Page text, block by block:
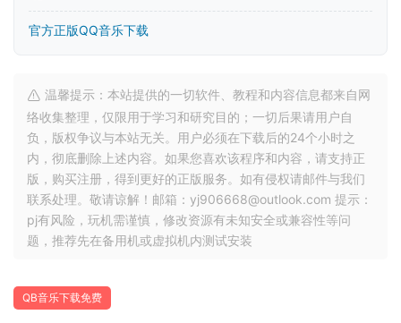
官方正版QQ音乐下载
温馨提示：本站提供的一切软件、教程和内容信息都来自网
络收集整理，仅限用于学习和研究目的；一切后果请用户自
负，版权争议与本站无关。用户必须在下载后的24个小时之
内，彻底删除上述内容。如果您喜欢该程序和内容，请支持正
版，购买注册，得到更好的正版服务。如有侵权请邮件与我们
联系处理。敬请谅解！邮箱：yj906668@outlook.com 提示：
pj有风险，玩机需谨慎，修改资源有未知安全或兼容性等问
题，推荐先在备用机或虚拟机内测试安装
QB音乐下载免费